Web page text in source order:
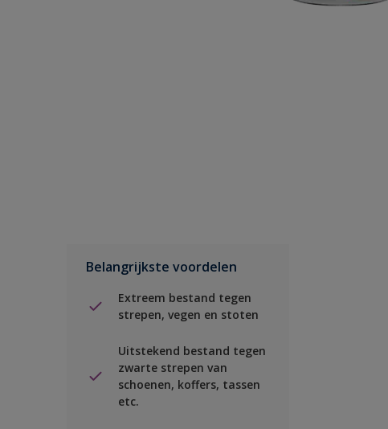
Belangrijkste voordelen
Extreem bestand tegen
strepen, vegen en stoten
Uitstekend bestand tegen
zwarte strepen van
schoenen, koffers, tassen
etc.